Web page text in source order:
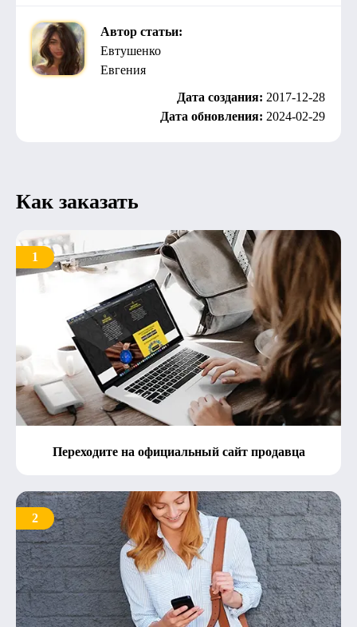
Автор статьи:
Евтушенко
Евгения
Дата создания: 2017-12-28
Дата обновления: 2024-02-29
Как заказать
1
Переходите на официальный сайт продавца
2